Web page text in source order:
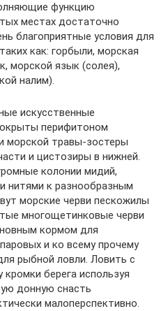
функцию
местах достаточно
благоприятные условия для
как: горбыли, морская
морской язык (солея),
налим).
искусственные
перифитоном
морской травы-зостеры
и цистозиры в нижней.
колонии мидий,
нитями к разнообразным
морские черви пескожилы
многощетинковые черви
кормом для
и ко всему прочему
рыбной ловли. Ловить с
берега используя
донную снасть
малоперспективно.